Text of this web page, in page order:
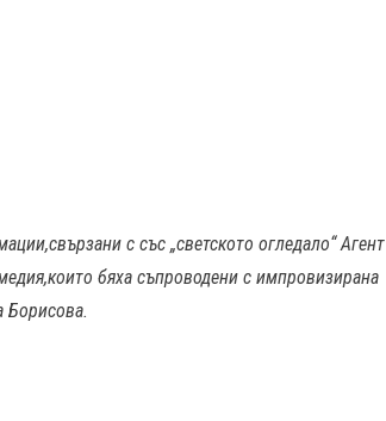
с със „светското огледало“ Агент
бяха съпроводени с импровизирана
Борисова.